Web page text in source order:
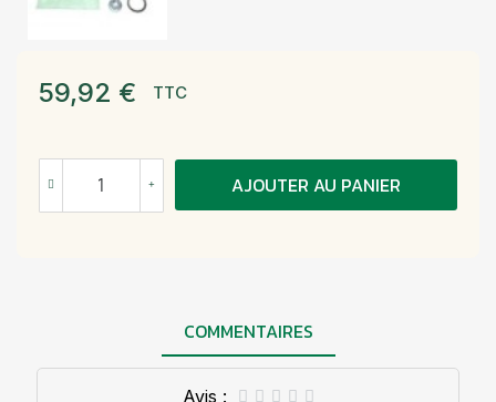
59,92 € TTC
AJOUTER AU PANIER
COMMENTAIRES
Avis :     